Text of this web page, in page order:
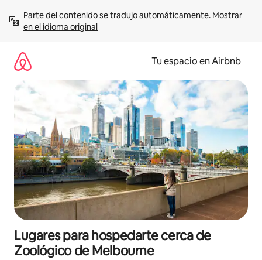
contenido
Parte del contenido se tradujo automáticamente. Mostrar
en el idioma original
Tu espacio en Airbnb
Lugares para hospedarte cerca de
Zoológico de Melbourne